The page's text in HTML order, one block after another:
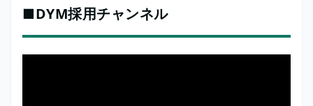
■DYM採用チャンネル